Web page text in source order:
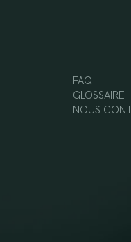
FAQ
GLOSSAIRE
NOUS